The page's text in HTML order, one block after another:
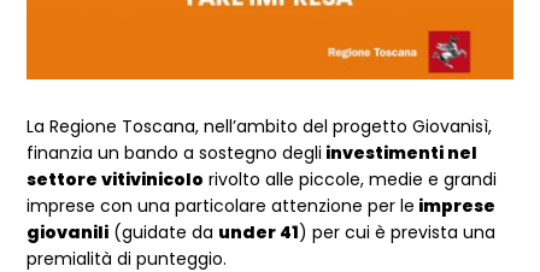
La Regione Toscana, nell’ambito del progetto Giovanisì,
finanzia un bando a sostegno degli investimenti nel
settore vitivinicolo rivolto alle piccole, medie e grandi
imprese con una particolare attenzione per le imprese
giovanili (guidate da under 41) per cui è prevista una
premialità di punteggio.